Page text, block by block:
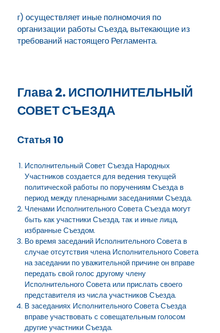
г) осуществляет иные полномочия по
организации работы Съезда, вытекающие из
требований настоящего Регламента.
Глава 2. ИСПОЛНИТЕЛЬНЫЙ
СОВЕТ СЪЕЗДА
Статья 10
Исполнительный Совет Съезда Народных
Участников создается для ведения текущей
политической работы по поручениям Съезда в
период между пленарными заседаниями Съезда.
Членами Исполнительного Совета Съезда могут
быть как участники Съезда, так и иные лица,
избранные Съездом.
Во время заседаний Исполнительного Совета в
случае отсутствия члена Исполнительного Совета
на заседании по уважительной причине он вправе
передать свой голос другому члену
Исполнительного Совета или прислать своего
представителя из числа участников Съезда.
В заседаниях Исполнительного Совета Съезда
вправе участвовать с совещательным голосом
другие участники Съезда.